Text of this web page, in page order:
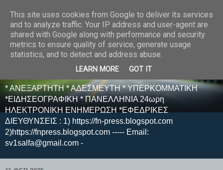
E F E N P R E S S -
ΗΛΕΚΤΡΟΝΙΚΗ
ΕΦΗΜΕΡΙΔΑ
* ΑΝΕΞΑΡΤΗΤΗ * ΑΔΕΣΜΕΥΤΗ * ΥΠΕΡΚΟΜΜΑΤΙΚΗ
*ΕΙΔΗΣΕΟΓΡΑΦΙΚΗ * ΠΑΝΕΛΛΗΝΙΑ 24ωρη
ΗΛΕΚΤΡΟΝΙΚΗ ΕΝΗΜΕΡΩΣΗ *ΕΦΕΔΡΙΚΕΣ
ΔΙΕΥΘΥΝΣΕΙΣ : 1) https://fn-press.blogspot.com
2)https://fnpress.blogspot.com ----- Email:
sv1salfa@gmail.com -
This site uses cookies from Google to deliver its services
and to analyze traffic. Your IP address and user-agent are
shared with Google along with performance and security
metrics to ensure quality of service, generate usage
statistics, and to detect and address abuse.
LEARN MORE GOT IT